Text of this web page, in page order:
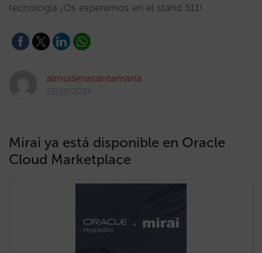
tecnología ¡Os esperamos en el stand 511!…
almudenasantamaria
23/10/2024
Mirai ya está disponible en Oracle
Cloud Marketplace